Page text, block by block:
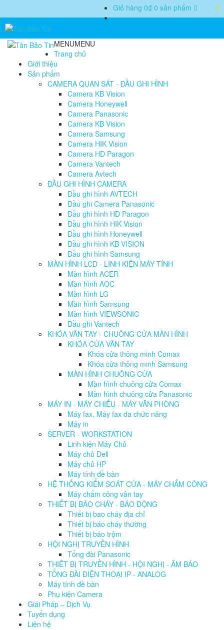
Giỏ hàng 0₫ 0 sản phẩm
MENUMENU
Trang chủ
Giới thiệu
Sản phẩm
CAMERA QUAN SÁT - ĐẦU GHI HÌNH
Camera KB Vision
Camera Honeywell
Camera Panasonic
Camera KB Vision
Camera Samsung
Camera HIK Vision
Camera HD Paragon
Camera Vantech
Camera Avtech
ĐẦU GHI HÌNH CAMERA
Đầu ghi hình AVTECH
Đầu ghi Camera Panasonic
Đầu ghi hình HD Paragon
Đầu ghi hình HIK Vision
Đầu ghi hình Honeywell
Đầu ghi hình KB VISION
Đầu ghi hình Samsung
MÀN HÌNH LCD - LINH KIỆN MÁY TÍNH
Màn hình ACER
Màn hình AOC
Màn hình LG
Màn hình Samsung
Màn hình VIEWSONIC
Đầu ghi Vantech
KHÓA VÂN TAY - CHUÔNG CỬA MÀN HÌNH
KHÓA CỬA VÂN TAY
Khóa cửa thông minh Comax
Khóa cửa thông minh Samsung
MÀN HÌNH CHUÔNG CỬA
Màn hình chuông cửa Comax
Màn hình chuông cửa Panasonic
MÁY IN - MÁY CHIẾU - MÁY VĂN PHÒNG
Máy fax, Máy fax đa chức năng
Máy in
SERVER - WORKSTATION
Linh kiện Máy Chủ
Máy chủ Dell
Máy chủ HP
Máy tính đề bàn
HỆ THỐNG KIỂM SOÁT CỬA - MÁY CHẤM CÔNG
Máy chấm công vân tay
THIẾT BỊ BÁO CHÁY - BÁO ĐỘNG
Thiết bị bao cháy địa chỉ
Thiết bị báo cháy thường
Thiết bị báo trộm
HỘI NGHỊ TRUYỀN HÌNH
Tổng đài Panasonic
THIÊT BỊ TRUYỀN HÌNH - HỘI NGHỊ - ÂM BÁO
TỔNG ĐÀI ĐIỆN THOẠI IP - ANALOG
Máy tính đề bàn
Phụ kiện Camera
Giái Pháp – Dịch Vụ
Tuyển dụng
Liên hệ